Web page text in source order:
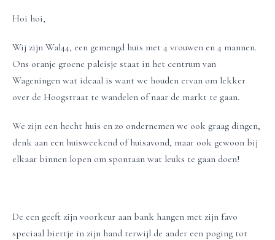
Hoi hoi,
Wij zijn Wal44, een gemengd huis met 4 vrouwen en 4 mannen.
Ons oranje groene paleisje staat in het centrum van
Wageningen wat ideaal is want we houden ervan om lekker
over de Hoogstraat te wandelen of naar de markt te gaan.
We zijn een hecht huis en zo ondernemen we ook graag dingen,
denk aan een huisweekend of huisavond, maar ook gewoon bij
elkaar binnen lopen om spontaan wat leuks te gaan doen!
De een geeft zijn voorkeur aan bank hangen met zijn favo
speciaal biertje in zijn hand terwijl de ander een poging tot